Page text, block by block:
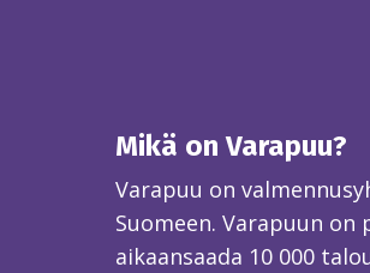
Mikä on Varapuu?
Varapuu on
Suomeen. Varapuun
aikaansaada 10 000